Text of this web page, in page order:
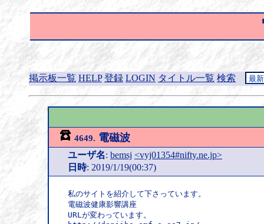
掲示板一覧 HELP 登録 LOGIN タイトル一覧 検索
4649. 電磁波
ユーザ名: bemsj <vyj01354#nifty.ne.jp>
日時: 2019/1/19(00:37)
私のサイトを紹介して下さっています。
電磁波健康影響講座
URLが変わっています。